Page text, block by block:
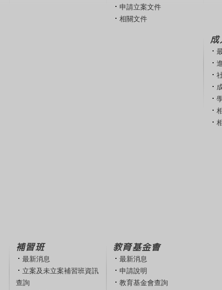
申請立案文件
相關文件
補習班
最新消息
立案及未立案補習班資訊
查詢
教育基金會
最新消息
申請說明
教育基金會查詢